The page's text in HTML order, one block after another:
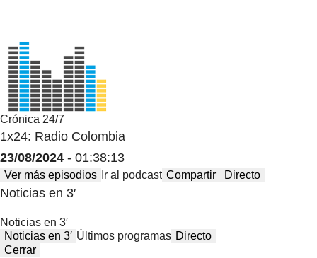
Crónica 24/7
1x24: Radio Colombia
23/08/2024 - 01:38:13
Ver más episodios Ir al podcast Compartir Directo
Noticias en 3′
Noticias en 3′
Noticias en 3′ Últimos programas Directo
Cerrar